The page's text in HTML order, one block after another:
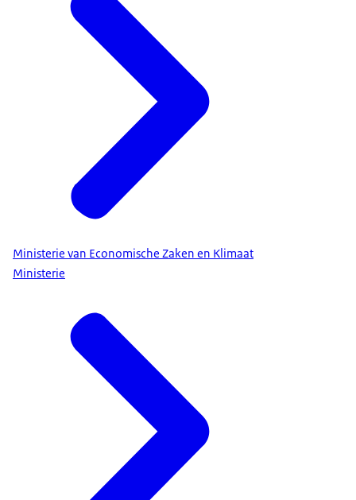
Ministerie van Economische Zaken en Klimaat
Ministerie